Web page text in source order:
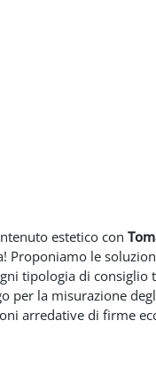
estetico con
Proponiamo le
tipologia di
per la misurazione
arredative di firme